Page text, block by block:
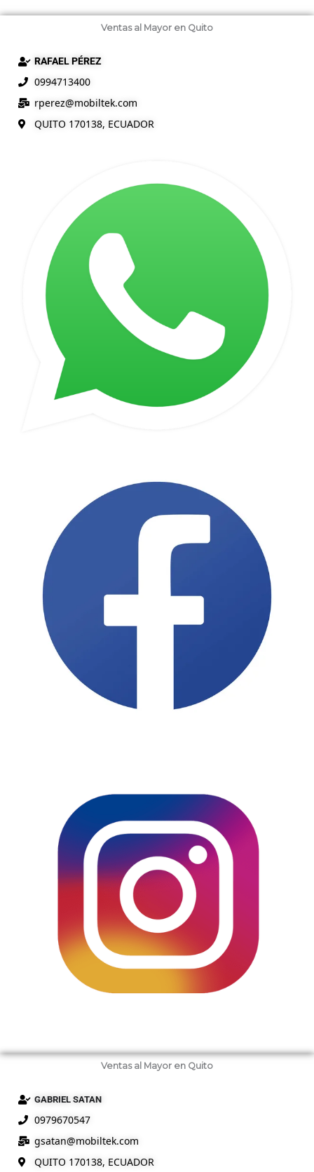
Ventas al Mayor en Quito
RAFAEL PÉREZ
0994713400
rperez@mobiltek.com
QUITO 170138, ECUADOR
Ventas al Mayor en Quito
GABRIEL SATAN
0979670547
gsatan@mobiltek.com
QUITO 170138, ECUADOR